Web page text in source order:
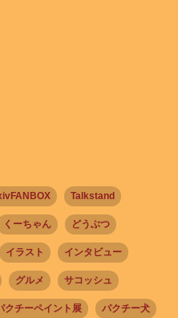
Talkstand
くーちゃん どうぶつ
イラスト インタビュー
グルメ サコッシュ
クチーペイント展 パクチー犬